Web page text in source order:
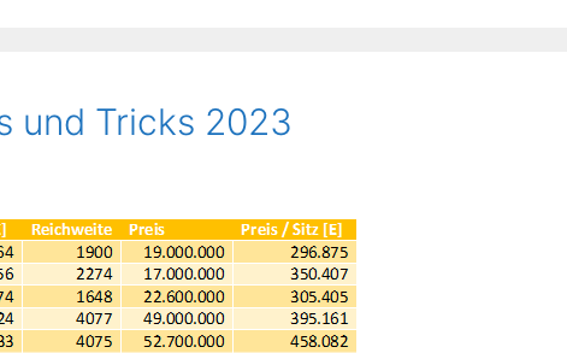
und Tricks 2023